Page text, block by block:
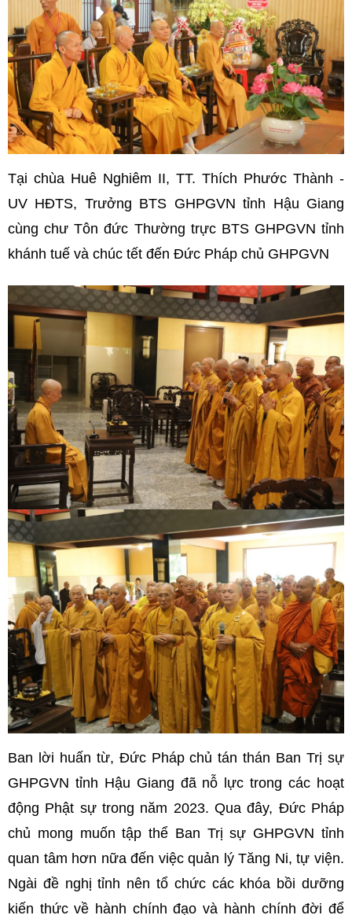
Tại chùa Huê Nghiêm II, TT. Thích Phước Thành -
UV HĐTS, Trưởng BTS GHPGVN tỉnh Hậu Giang
cùng chư Tôn đức Thường trực BTS GHPGVN tỉnh
khánh tuế và chúc tết đến Đức Pháp chủ GHPGVN
Ban lời huấn từ, Đức Pháp chủ tán thán Ban Trị sự
GHPGVN tỉnh Hậu Giang đã nỗ lực trong các hoạt
động Phật sự trong năm 2023. Qua đây, Đức Pháp
chủ mong muốn tập thể Ban Trị sự GHPGVN tỉnh
quan tâm hơn nữa đến việc quản lý Tăng Ni, tự viện.
Ngài đề nghị tỉnh nên tổ chức các khóa bồi dưỡng
kiến thức về hành chính đạo và hành chính đời để